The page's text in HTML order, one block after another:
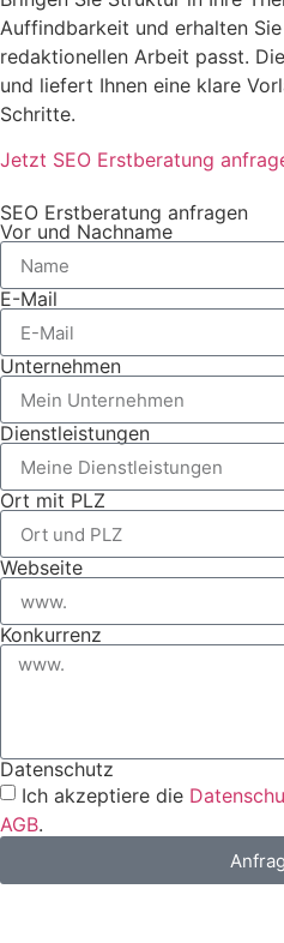
Auffindbarkeit und erhalten
redaktionellen Arbeit passt.
und liefert Ihnen eine klare
Schritte.
Jetzt SEO Erstberatung
SEO Erstberatung anfragen
Vor und Nachname
E-Mail
Unternehmen
Dienstleistungen
Ort mit PLZ
Webseite
Konkurrenz
Datenschutz
Ich akzeptiere die
AGB.